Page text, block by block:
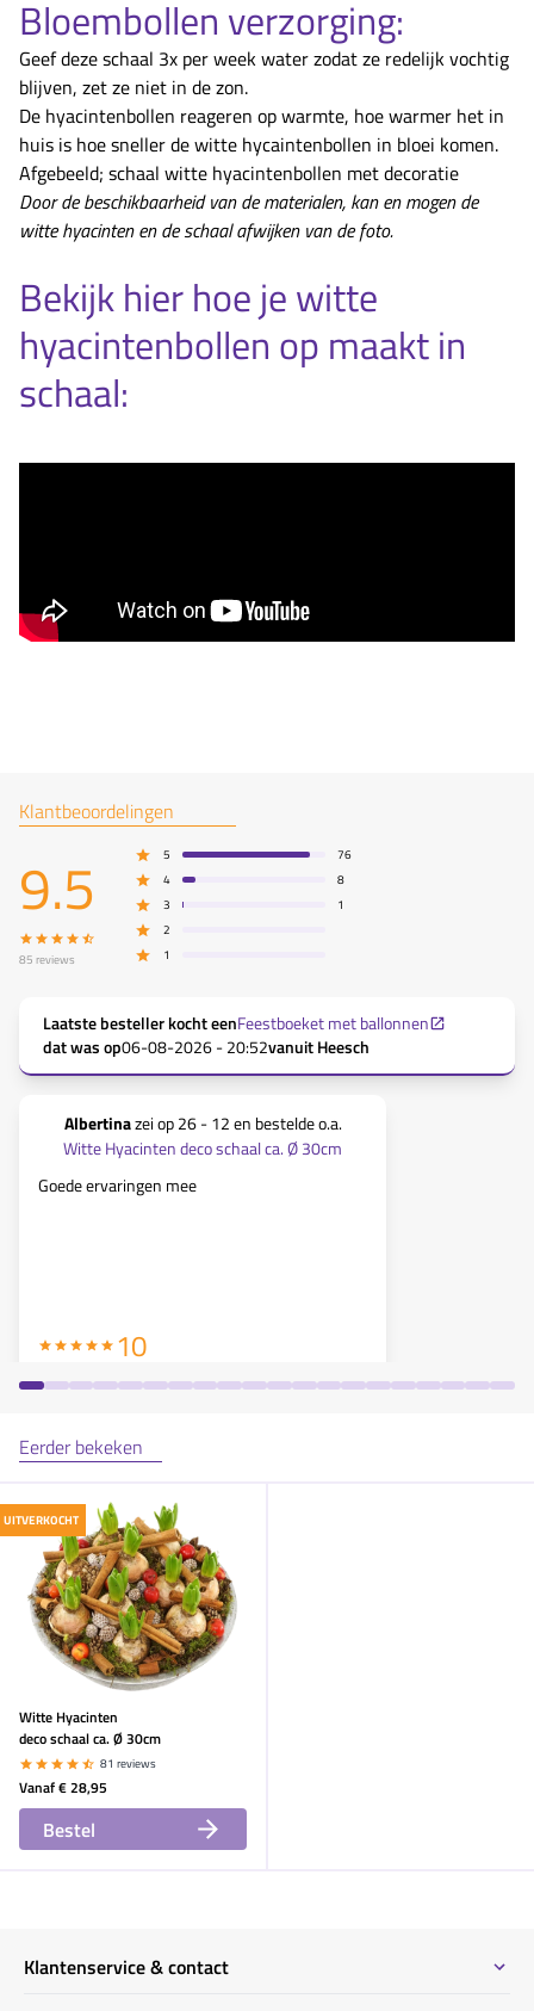
Bloembollen verzorging:
Geef deze schaal 3x per week water zodat ze redelijk vochtig
blijven, zet ze niet in de zon.
De hyacintenbollen reageren op warmte, hoe warmer het in
huis is hoe sneller de witte hycaintenbollen in bloei komen.
Afgebeeld; schaal witte hyacintenbollen met decoratie
Door de beschikbaarheid van de materialen, kan en mogen de
witte hyacinten en de schaal afwijken van de foto.
Bekijk hier hoe je witte
hyacintenbollen op maakt in
schaal:
Klantbeoordelingen
9.5
85 reviews
5
76
4
8
3
1
2
1
Laatste besteller kocht eenFeestboeket met ballonnen
dat was op06-08-2026 - 20:52vanuitHeesch
Albertinazei op26 - 12en bestelde o.a.
Witte Hyacinten deco schaal ca. Ø 30cm
Goede ervaringen mee
10
Eerder bekeken
UITVERKOCHT
Witte Hyacinten
deco schaal ca. Ø 30cm
81 reviews
Vanaf€ 28,95
Bestel
Klantenservice & contact